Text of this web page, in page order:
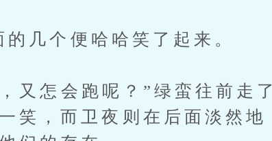
几个便哈哈笑了起来。
怎会跑呢？”绿蛮往前走了
笑，而卫夜则在后面淡然地